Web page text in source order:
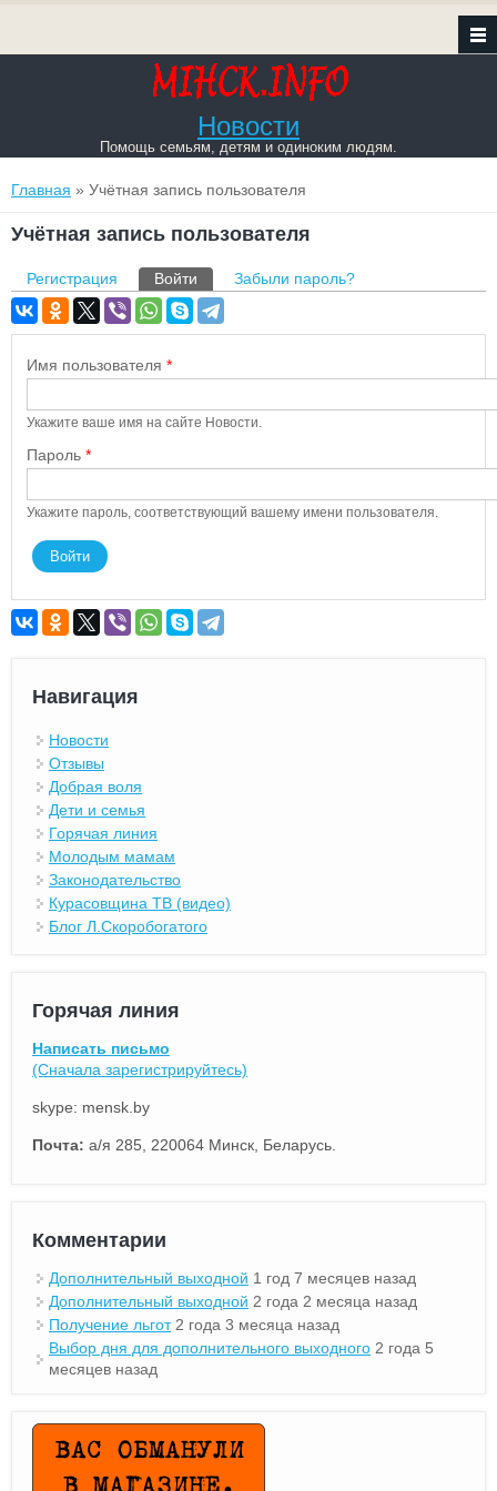
Новости
Помощь семьям, детям и одиноким людям.
Вы здесь
Главная » Учётная запись пользователя
Учётная запись пользователя
Главные вкладки
Регистрация Войти (активная вкладка)
Забыли пароль?
Имя пользователя *
Укажите ваше имя на сайте Новости.
Пароль *
Укажите пароль, соответствующий вашему имени пользователя.
Навигация
Новости
Отзывы
Добрая воля
Дети и семья
Горячая линия
Молодым мамам
Законодательство
Курасовщина ТВ (видео)
Блог Л.Скоробогатого
Горячая линия
Написать письмо
(Сначала зарегистрируйтесь)
skype: mensk.by
Почта: а/я 285, 220064 Минск, Беларусь.
Комментарии
Дополнительный выходной 1 год 7 месяцев назад
Дополнительный выходной 2 года 2 месяца назад
Получение льгот 2 года 3 месяца назад
Выбор дня для дополнительного выходного 2 года 5
месяцев назад